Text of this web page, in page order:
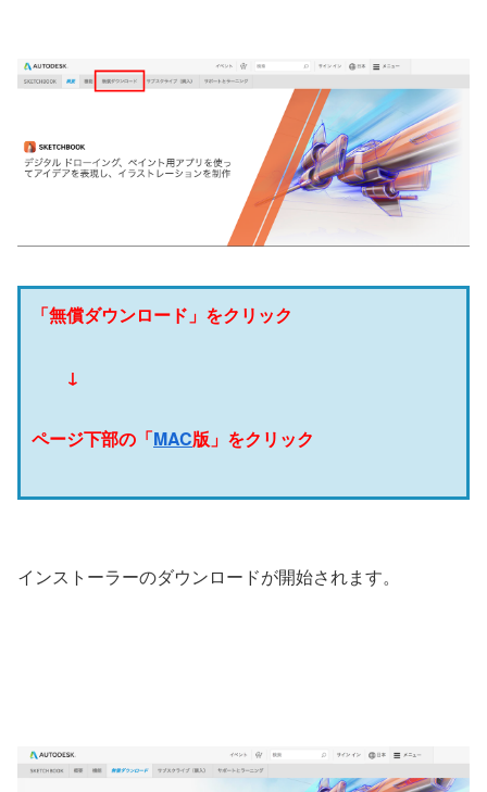
「無償ダウンロード」をクリック
↓
ページ下部の「MAC版」をクリック
インストーラーのダウンロードが開始されます。